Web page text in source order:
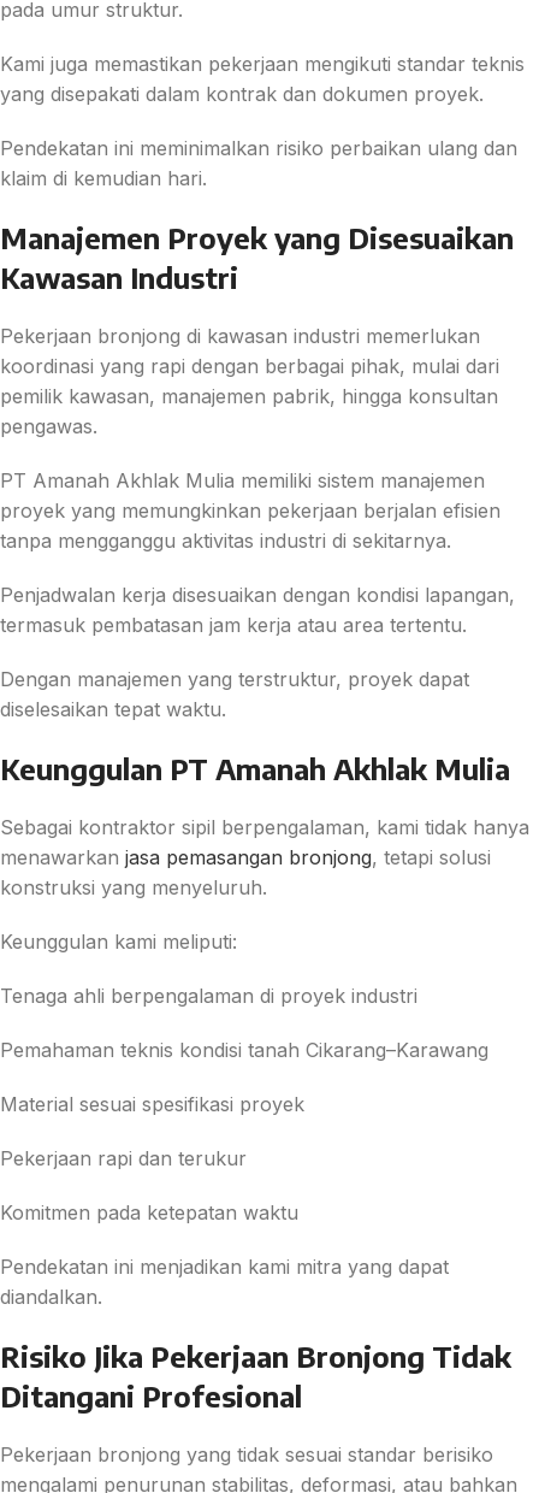
pada umur struktur.
Kami juga memastikan pekerjaan mengikuti standar teknis
yang disepakati dalam kontrak dan dokumen proyek.
Pendekatan ini meminimalkan risiko perbaikan ulang dan
klaim di kemudian hari.
Manajemen Proyek yang Disesuaikan
Kawasan Industri
Pekerjaan bronjong di kawasan industri memerlukan
koordinasi yang rapi dengan berbagai pihak, mulai dari
pemilik kawasan, manajemen pabrik, hingga konsultan
pengawas.
PT Amanah Akhlak Mulia memiliki sistem manajemen
proyek yang memungkinkan pekerjaan berjalan efisien
tanpa mengganggu aktivitas industri di sekitarnya.
Penjadwalan kerja disesuaikan dengan kondisi lapangan,
termasuk pembatasan jam kerja atau area tertentu.
Dengan manajemen yang terstruktur, proyek dapat
diselesaikan tepat waktu.
Keunggulan PT Amanah Akhlak Mulia
Sebagai kontraktor sipil berpengalaman, kami tidak hanya
menawarkan jasa pemasangan bronjong, tetapi solusi
konstruksi yang menyeluruh.
Keunggulan kami meliputi:
Tenaga ahli berpengalaman di proyek industri
Pemahaman teknis kondisi tanah Cikarang–Karawang
Material sesuai spesifikasi proyek
Pekerjaan rapi dan terukur
Komitmen pada ketepatan waktu
Pendekatan ini menjadikan kami mitra yang dapat
diandalkan.
Risiko Jika Pekerjaan Bronjong Tidak
Ditangani Profesional
Pekerjaan bronjong yang tidak sesuai standar berisiko
mengalami penurunan stabilitas, deformasi, atau bahkan